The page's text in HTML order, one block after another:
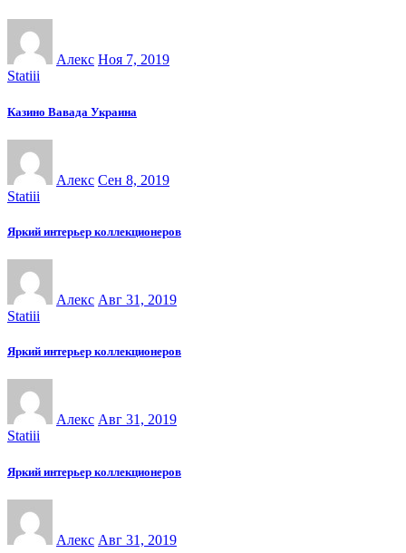
Алекс Ноя 7, 2019
Statiii
Казино Вавада Украина
Алекс Сен 8, 2019
Statiii
Яркий интерьер коллекционеров
Алекс Авг 31, 2019
Statiii
Яркий интерьер коллекционеров
Алекс Авг 31, 2019
Statiii
Яркий интерьер коллекционеров
Алекс Авг 31, 2019